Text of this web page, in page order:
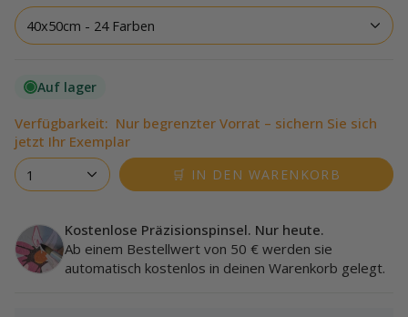
40x50cm - 24 Farben
Auf lager
Verfügbarkeit: Nur begrenzter Vorrat – sichern Sie sich
jetzt Ihr Exemplar
1
🛒 IN DEN WARENKORB
Kostenlose Präzisionspinsel. Nur heute.
Ab einem Bestellwert von 50 € werden sie
automatisch kostenlos in deinen Warenkorb gelegt.